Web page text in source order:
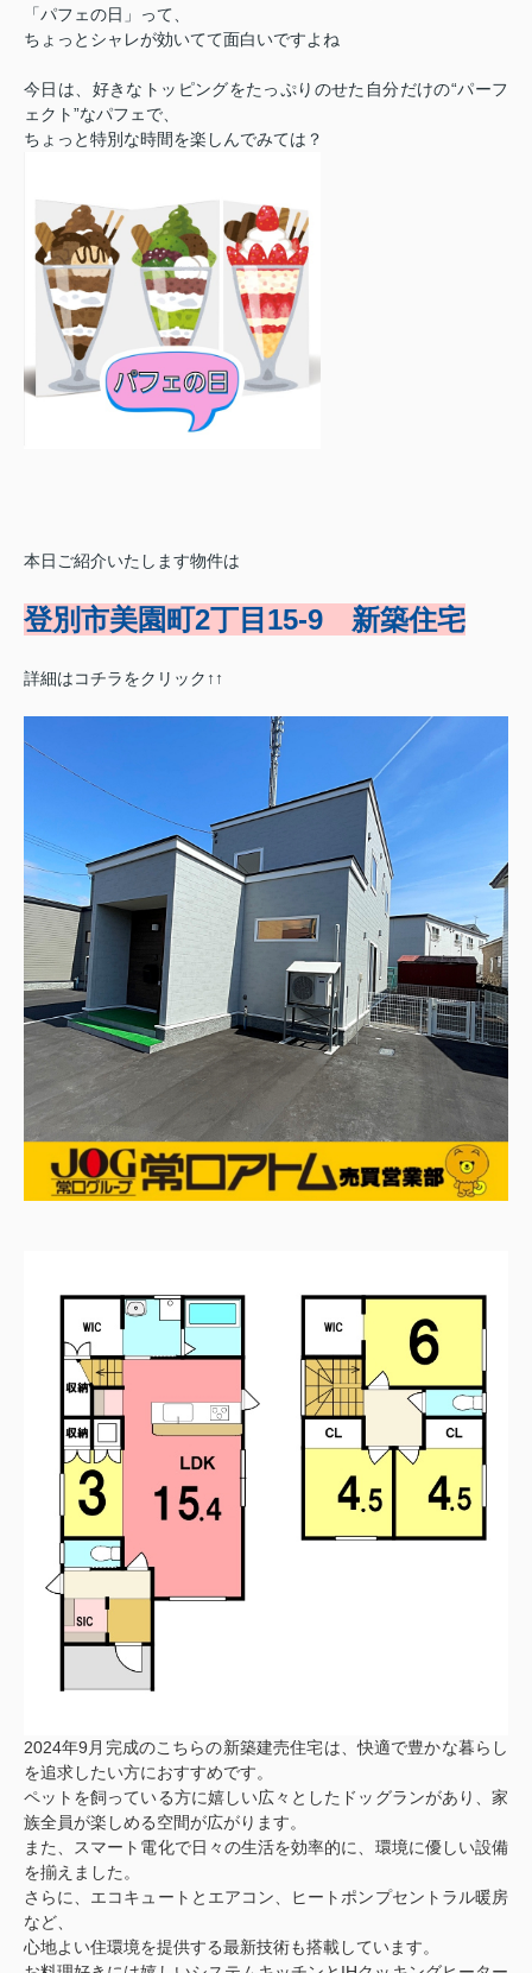
「パフェの日」って、
ちょっとシャレが効いてて面白いですよね
今日は、好きなトッピングをたっぷりのせた自分だけの“パーフ
ェクト”なパフェで、
ちょっと特別な時間を楽しんでみては？
本日ご紹介いたします物件は
登別市美園町2丁目15-9 新築住宅
詳細はコチラをクリック↑↑
2024年9月完成のこちらの新築建売住宅は、快適で豊かな暮らし
を追求したい方におすすめです。
ペットを飼っている方に嬉しい広々としたドッグランがあり、家
族全員が楽しめる空間が広がります。
また、スマート電化で日々の生活を効率的に、環境に優しい設備
を揃えました。
さらに、エコキュートとエアコン、ヒートポンプセントラル暖房
など、
心地よい住環境を提供する最新技術も搭載しています。